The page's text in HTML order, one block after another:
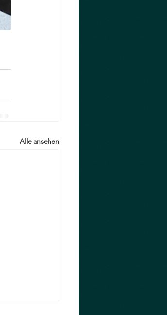
Alle ansehen